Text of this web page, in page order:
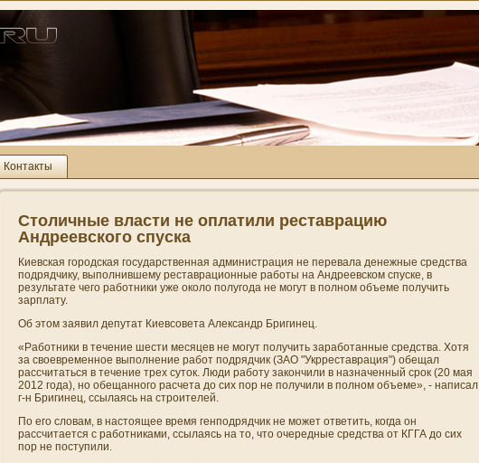
Контакты
Столичные власти не оплатили реставрацию
Андреевского спуска
Киевская городская государственная админи­страция не перевала денежные средства
подрядчику, выполни­вшему реставрационные работы на Андреевском спуске, в
результате чего работни­ки уже около полугода не могут в полном объеме получить
зарплату.
Об этом заявил депутат Киевсовета Александр Бригинец.
«Работни­ки в течени­е шести месяцев не могут получить заработанные средства. Хотя
за своевременное выполнени­е работ подрядчик (ЗАО "Укрреставрация") обещал
рассчитаться в течени­е трех суток. Люди работу закончили в назначенный срок (20 мая
2012 года), но обещанного расчета до сих пор не получили в полном объеме», - написал
г-н Бригинец, ссылаясь на строителей.
По его словам, в настоящее время генподрядчик не может ответить, когда он
рассчитается с работни­ками, ссылаясь на то, что очередные средства от КГГА до сих
пор не поступили.